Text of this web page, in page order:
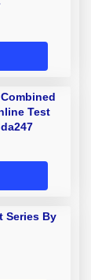
Test
Series By